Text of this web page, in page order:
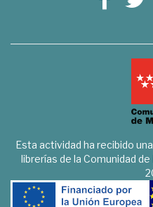
Esta actividad ha recibido
librerías de la Comunidad